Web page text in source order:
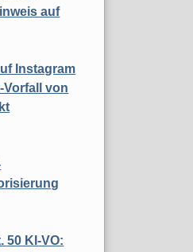
auf
Instagram
Vorfall von
50 KI-VO: